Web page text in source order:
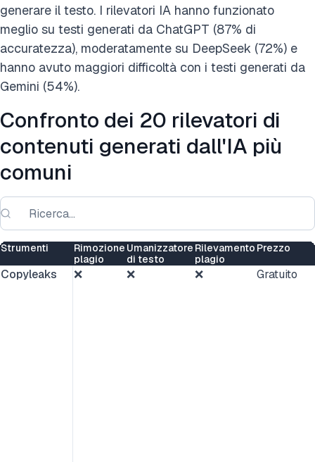
generare il testo. I rilevatori IA hanno funzionato
meglio su testi generati da ChatGPT (87% di
accuratezza), moderatamente su DeepSeek (72%) e
hanno avuto maggiori difficoltà con i testi generati da
Gemini (54%).
Confronto dei 20 rilevatori di
contenuti generati dall'IA più
comuni
Strumenti
Rimozione
plagio
Umanizzatore
di testo
Rilevamento
plagio
Prezzo
Copyleaks ❌ ❌ ❌ Gratuito